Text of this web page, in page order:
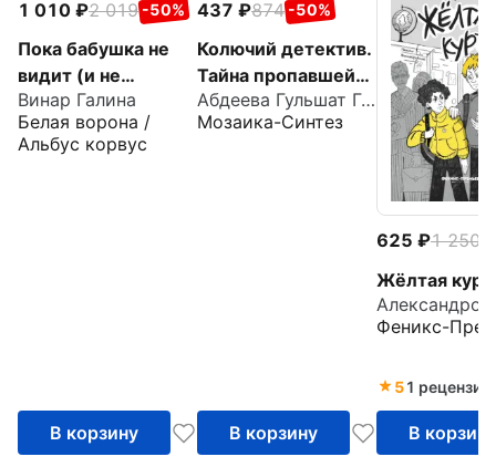
1 010 2 019 -50%
Пока бабушка не
видит (и не
слышит!)
Винар Галина
Белая ворона /
Альбус корвус
В корзину
437 874 -50%
Колючий детектив.
Тайна пропавшей
медали
Абдеева Гульшат Гаязовна
Мозаика-Синтез
В корзину
625 1 250
Жёлтая
Феникс-
51 рецензия
В корзину